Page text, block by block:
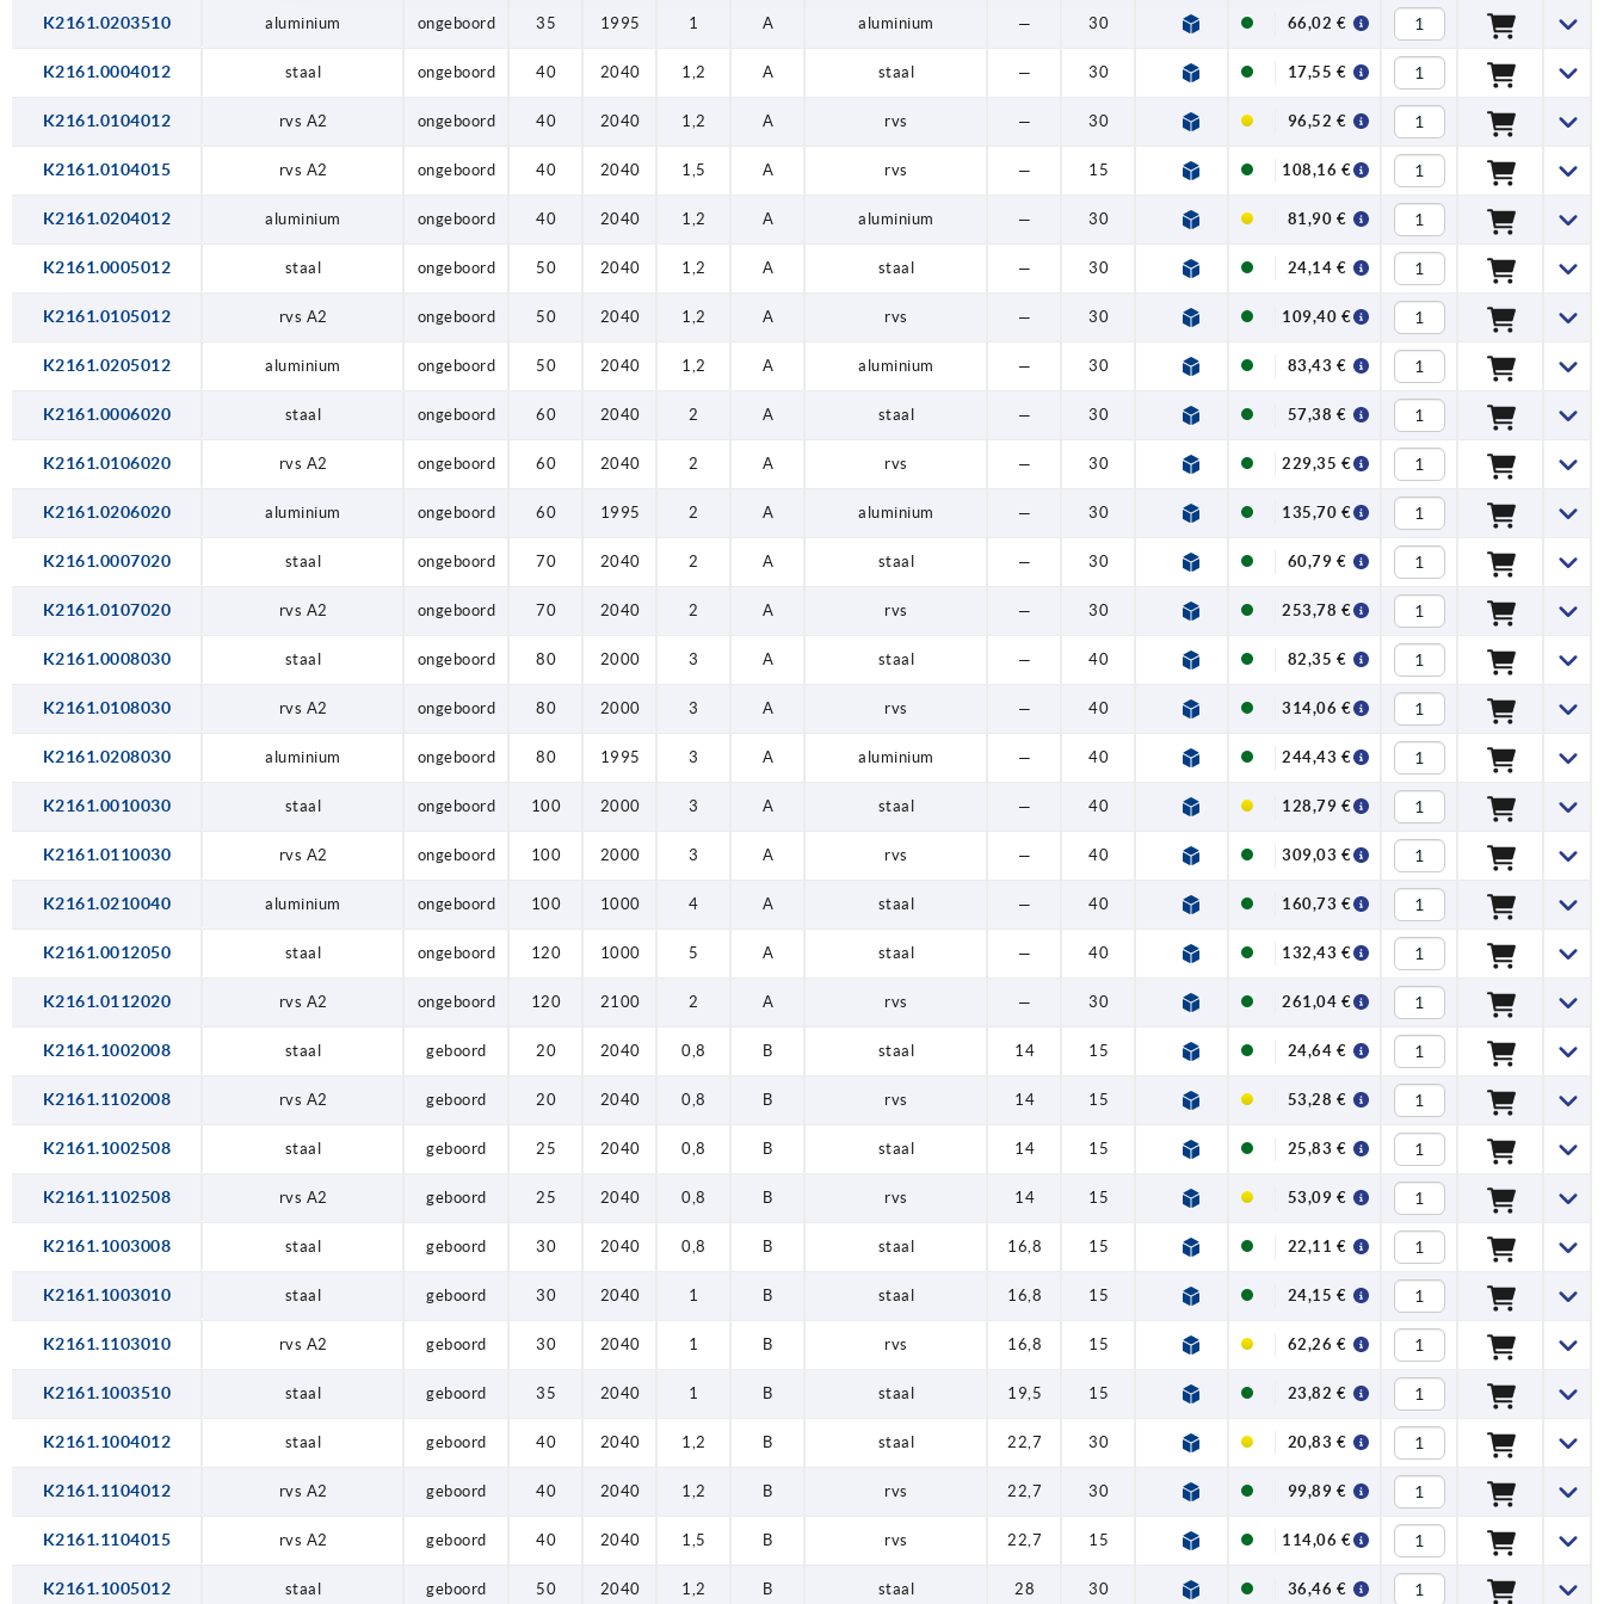
K2161.0203510 aluminium ongeboord 35 1995 1 A aluminium — 30 — 3
66,02 €
K2161.0004012 staal ongeboord 40 2040 1,2 A staal — 30 — 3
17,55 €
K2161.0104012 rvs A2 ongeboord 40 2040 1,2 A rvs — 30 — 3 1.4301
96,52 €
K2161.0104015 rvs A2 ongeboord 40 2040 1,5 A rvs — 15 — 4 1.4301
108,16 €
K2161.0204012 aluminium ongeboord 40 2040 1,2 A aluminium — 30 — 3
81,90 €
K2161.0005012 staal ongeboord 50 2040 1,2 A staal — 30 — 3
24,14 €
K2161.0105012 rvs A2 ongeboord 50 2040 1,2 A rvs — 30 — 3 1.4301
109,40 €
K2161.0205012 aluminium ongeboord 50 2040 1,2 A aluminium — 30 — 3
83,43 €
K2161.0006020 staal ongeboord 60 2040 2 A staal — 30 — 6
57,38 €
K2161.0106020 rvs A2 ongeboord 60 2040 2 A rvs — 30 — 6 1.4301
229,35 €
K2161.0206020 aluminium ongeboord 60 1995 2 A aluminium — 30 — 6
135,70 €
K2161.0007020 staal ongeboord 70 2040 2 A staal — 30 — 6
60,79 €
K2161.0107020 rvs A2 ongeboord 70 2040 2 A rvs — 30 — 6 1.4301
253,78 €
K2161.0008030 staal ongeboord 80 2000 3 A staal — 40 — 6
82,35 €
K2161.0108030 rvs A2 ongeboord 80 2000 3 A rvs — 40 — 6 1.4301
314,06 €
K2161.0208030 aluminium ongeboord 80 1995 3 A aluminium — 40 — 6
244,43 €
K2161.0010030 staal ongeboord 100 2000 3 A staal — 40 — 10
128,79 €
K2161.0110030 rvs A2 ongeboord 100 2000 3 A rvs — 40 — 6 1.4301
309,03 €
K2161.0210040 aluminium ongeboord 100 1000 4 A staal — 40 — 10
160,73 €
K2161.0012050 staal ongeboord 120 1000 5 A staal — 40 — 10
132,43 €
K2161.0112020 rvs A2 ongeboord 120 2100 2 A rvs — 30 — 6 1.4301
261,04 €
K2161.1002008 staal geboord 20 2040 0,8 B staal 14 15 2,8 2
24,64 €
K2161.1102008 rvs A2 geboord 20 2040 0,8 B rvs 14 15 2,8 2 1.4301
53,28 €
K2161.1002508 staal geboord 25 2040 0,8 B staal 14 15 2,8 2
25,83 €
K2161.1102508 rvs A2 geboord 25 2040 0,8 B rvs 14 15 3,6 2 1.4301
53,09 €
K2161.1003008 staal geboord 30 2040 0,8 B staal 16,8 15 3,9 2
22,11 €
K2161.1003010 staal geboord 30 2040 1 B staal 16,8 15 3,9 2
24,15 €
K2161.1103010 rvs A2 geboord 30 2040 1 B rvs 16,8 15 3,9 2 1.4301
62,26 €
K2161.1003510 staal geboord 35 2040 1 B staal 19,5 15 4,5 2
23,82 €
K2161.1004012 staal geboord 40 2040 1,2 B staal 22,7 30 4,2 3
20,83 €
K2161.1104012 rvs A2 geboord 40 2040 1,2 B rvs 22,7 30 4,2 3 1.4301
99,89 €
K2161.1104015 rvs A2 geboord 40 2040 1,5 B rvs 22,7 15 4 4 1.4301
114,06 €
K2161.1005012 staal geboord 50 2040 1,2 B staal 28 30 4 3
36,46 €